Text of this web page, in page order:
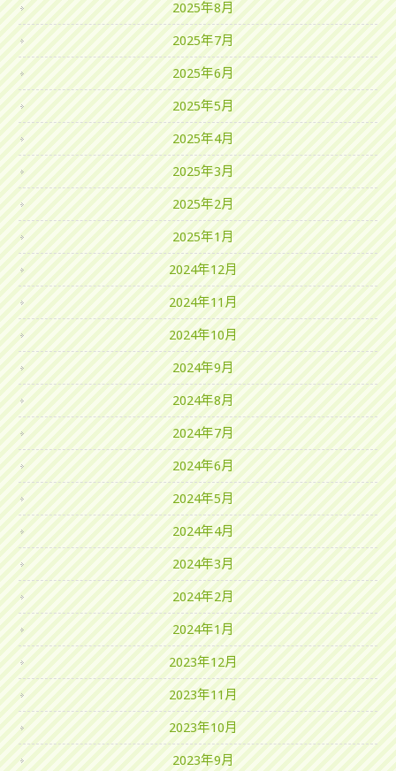
2025年8月
2025年7月
2025年6月
2025年5月
2025年4月
2025年3月
2025年2月
2025年1月
2024年12月
2024年11月
2024年10月
2024年9月
2024年8月
2024年7月
2024年6月
2024年5月
2024年4月
2024年3月
2024年2月
2024年1月
2023年12月
2023年11月
2023年10月
2023年9月